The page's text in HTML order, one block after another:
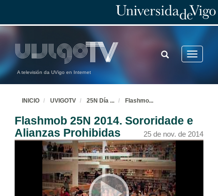
A televisión da UVigo en Internet
Toggle
TOGGLE
SEARCH
INICIO UVIGOTV 25N Día ... Flashmo...
Flashmob 25N 2014. Sororidade e
Alianzas Prohibidas
25 de nov. de 2014